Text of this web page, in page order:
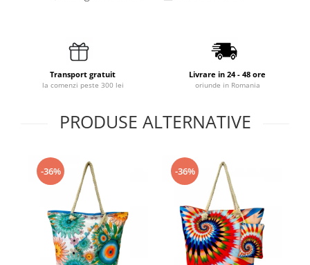
Transport gratuit
la comenzi peste 300 lei
Livrare in 24 - 48 ore
oriunde in Romania
PRODUSE ALTERNATIVE
-36% -36%